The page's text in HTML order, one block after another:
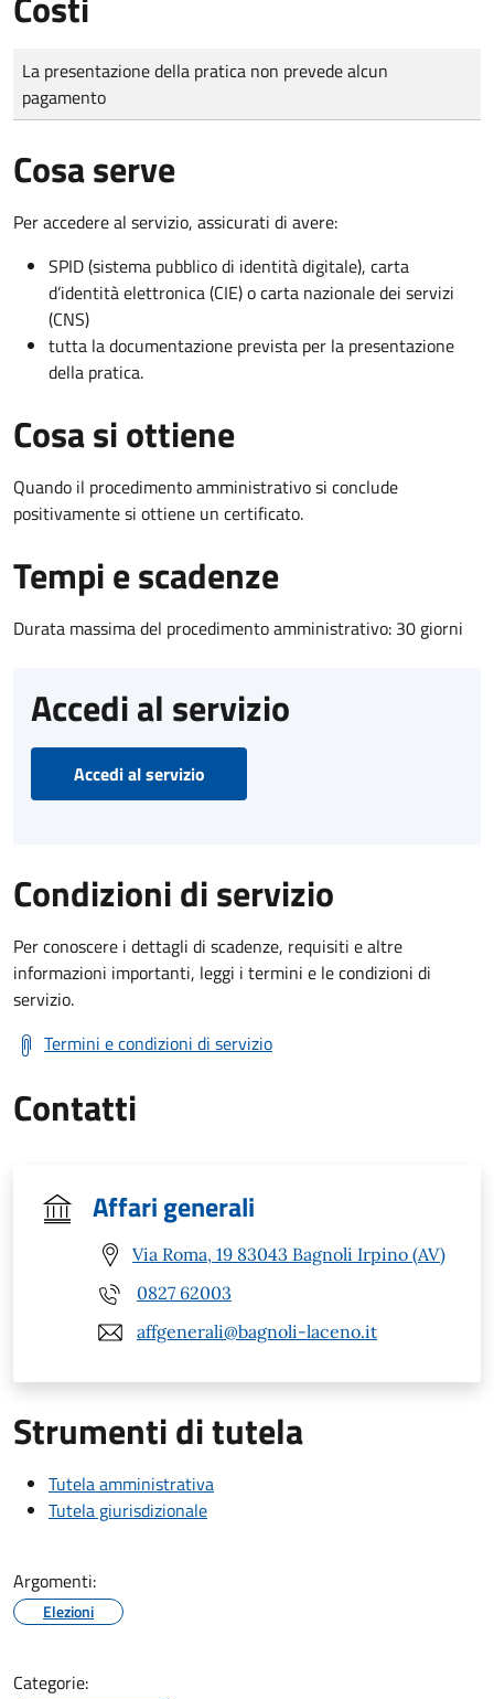
Tipo di pagamento
Importo
La presentazione della pratica non prevede alcun
pagamento
Cosa serve
Per accedere al servizio, assicurati di avere:
SPID (sistema pubblico di identità digitale), carta
d’identità elettronica (CIE) o carta nazionale dei servizi
(CNS)
tutta la documentazione prevista per la presentazione
della pratica.
Cosa si ottiene
Quando il procedimento amministrativo si conclude
positivamente si ottiene un certificato.
Tempi e scadenze
Durata massima del procedimento amministrativo: 30 giorni
Accedi al servizio
Accedi al servizio
Condizioni di servizio
Per conoscere i dettagli di scadenze, requisiti e altre
informazioni importanti, leggi i termini e le condizioni di
servizio.
Termini e condizioni di servizio
Contatti
Affari generali
Via Roma, 19 83043 Bagnoli Irpino (AV)
0827 62003
affgenerali@bagnoli-laceno.it
Strumenti di tutela
Tutela amministrativa
Tutela giurisdizionale
Argomenti:
Elezioni
Categorie: